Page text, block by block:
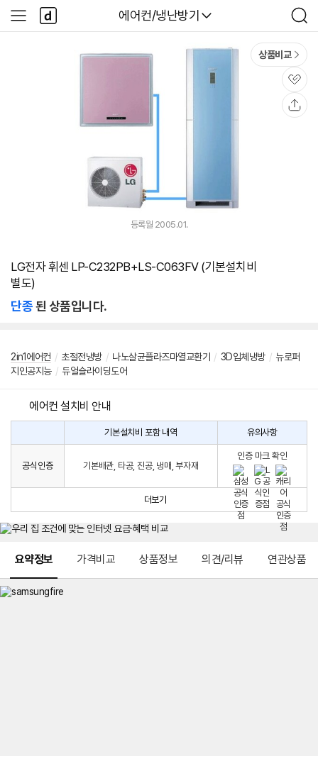
다나와
에어컨/냉난방기
검
색
사
이
다
나
와
상품비교
관
심
등록월 2005.01.
LG전자 휘센 LP-C232PB+LS-C063FV (기본설치비
별도)
단종된 상품입니다.
2in1에어컨 / 초절전냉방 / 나노살균플라즈마열교환기 / 3D입체냉방 / 뉴로퍼
지인공지능 / 듀얼슬라이딩도어
에어컨 설치비 안내
구
시
생
는
치
비
컨
설
기본설치비 포함 내역 유의사항
공식인증 기본배관, 타공, 진공, 냉매, 부자재
인증 마크 확인
더보기
요약정보 가격비교 상품정보 의견/리뷰 연관상품